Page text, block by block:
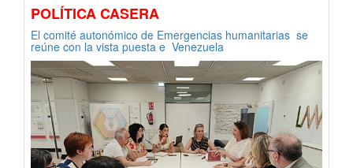
POLÍTICA CASERA
El comité autonómico de Emergencias humanitarias se
reúne con la vista puesta e Venezuela